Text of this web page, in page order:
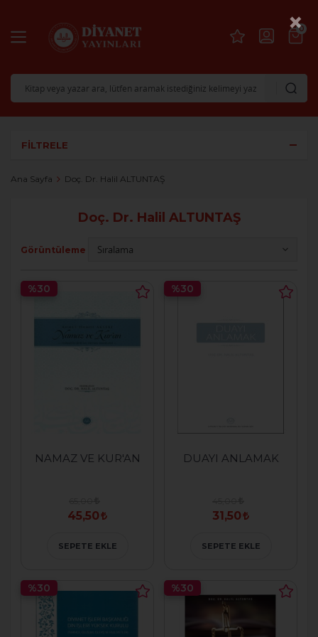
0
FILTRELE
Ana Sayfa Doç. Dr. Halil ALTUNTAŞ
Doç. Dr. Halil ALTUNTAŞ
Görüntüleme
NAMAZ VE KUR'AN
45,50
%30
SEPETE EKLE
DUAYI ANLAMAK
31,50
%30
SEPETE EKLE
%30 %30
×